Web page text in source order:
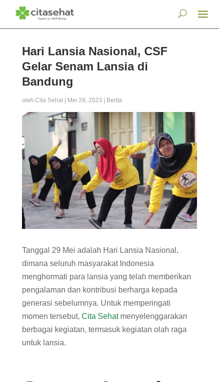
Hari Lansia Nasional, CSF
Gelar Senam Lansia di
Bandung
oleh Cita Sehat| Mei 29, 2023 Berita
Tanggal 29 Mei adalah Hari Lansia Nasional,
dimana seluruh masyarakat Indonesia
menghormati para lansia yang telah memberikan
pengalaman dan kontribusi berharga kepada
generasi sebelumnya. Untuk memperingati
momen tersebut, Cita Sehatmenyelenggarakan
berbagai kegiatan, termasuk kegiatan olah raga
untuk lansia.